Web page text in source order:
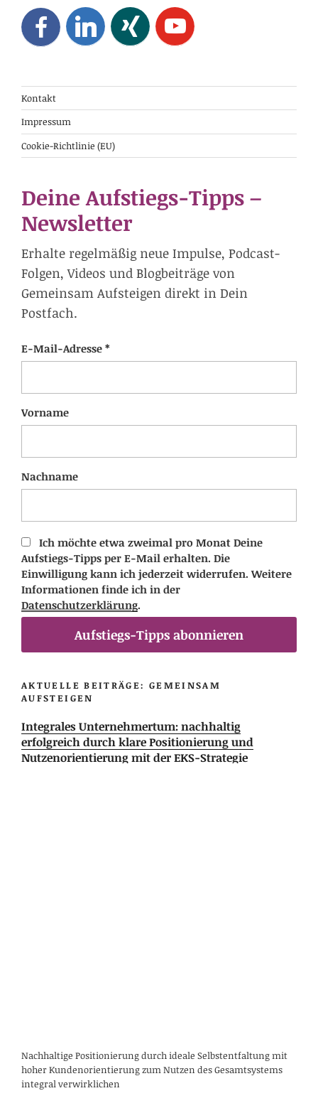
Kontakt
Impressum
Cookie-Richtlinie (EU)
Deine Aufstiegs-Tipps –
Newsletter
Erhalte regelmäßig neue Impulse, Podcast-
Folgen, Videos und Blogbeiträge von
Gemeinsam Aufsteigen direkt in Dein
Postfach.
E-Mail-Adresse *
Vorname
Nachname
Ich möchte etwa zweimal pro Monat Deine
Aufstiegs-Tipps per E-Mail erhalten. Die
Einwilligung kann ich jederzeit widerrufen. Weitere
Informationen finde ich in der
Datenschutzerklärung.
Aufstiegs-Tipps abonnieren
AKTUELLE BEITRÄGE: GEMEINSAM
AUFSTEIGEN
Integrales Unternehmertum: nachhaltig
erfolgreich durch klare Positionierung und
Nutzenorientierung mit der EKS-Strategie
Nachhaltige Positionierung durch ideale Selbstentfaltung mit
hoher Kundenorientierung zum Nutzen des Gesamtsystems
integral verwirklichen